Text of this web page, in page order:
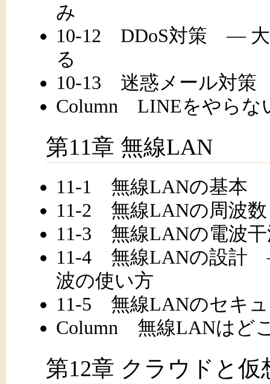
み
10-12 DDoS対策 ― 大
る
10-13 迷惑メール対策
Column LINEをやらな
第11章 無線LAN
11-1 無線LANの基本
11-2 無線LANの周波数
11-3 無線LANの電波
11-4 無線LANの設計
波の使い方
11-5 無線LANのセキ
Column 無線LANはど
第12章 クラウドと仮